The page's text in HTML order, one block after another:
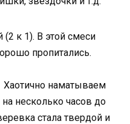
к 1). В этой смеси
пропитались.
наматываем
несколько часов до
стала твердой и